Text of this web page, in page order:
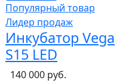
Популярный товар
Лидер продаж
Инкубатор Vega
S15 LED
140 000 руб.